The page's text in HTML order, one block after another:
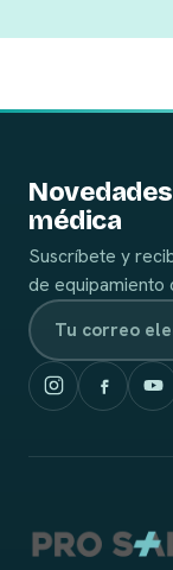
médica
Suscríbete y
de equipamiento